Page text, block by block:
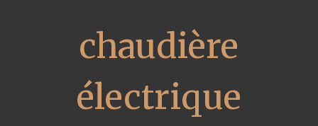
chaudière
électrique